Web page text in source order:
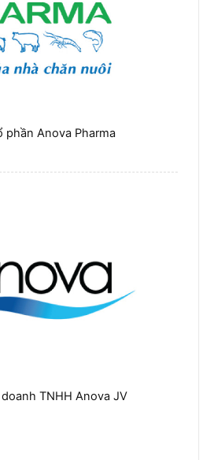
phần Anova Pharma
TNHH Anova JV